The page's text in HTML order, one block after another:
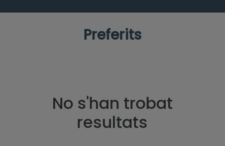
Preferits
No s'han trobat
resultats